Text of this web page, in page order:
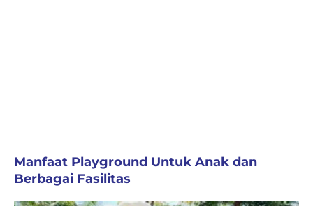
Manfaat Playground Untuk Anak dan
Berbagai Fasilitas